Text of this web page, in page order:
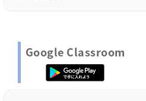
Google Classroom